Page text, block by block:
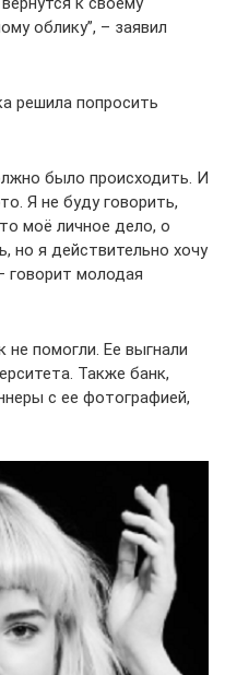
облику”, – заявил
решила попросить
было происходить. И
Я не буду говорить,
моё личное дело, о
но я действительно хочу
говорит молодая
не помогли. Ее выгнали
Также банк,
с ее фотографией,